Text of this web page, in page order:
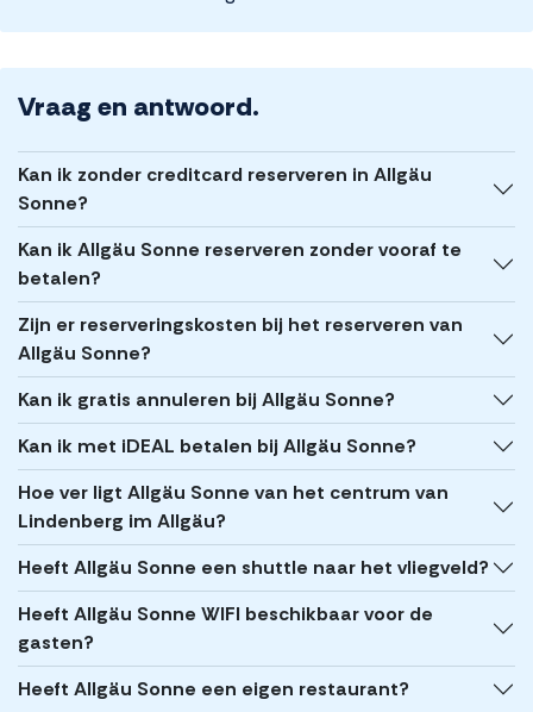
Vraag en antwoord.
Kan ik zonder creditcard reserveren in Allgäu
Sonne?
Kan ik Allgäu Sonne reserveren zonder vooraf te
betalen?
Zijn er reserveringskosten bij het reserveren van
Allgäu Sonne?
Kan ik gratis annuleren bij Allgäu Sonne?
Kan ik met iDEAL betalen bij Allgäu Sonne?
Hoe ver ligt Allgäu Sonne van het centrum van
Lindenberg im Allgäu?
Heeft Allgäu Sonne een shuttle naar het vliegveld?
Heeft Allgäu Sonne WIFI beschikbaar voor de
gasten?
Heeft Allgäu Sonne een eigen restaurant?